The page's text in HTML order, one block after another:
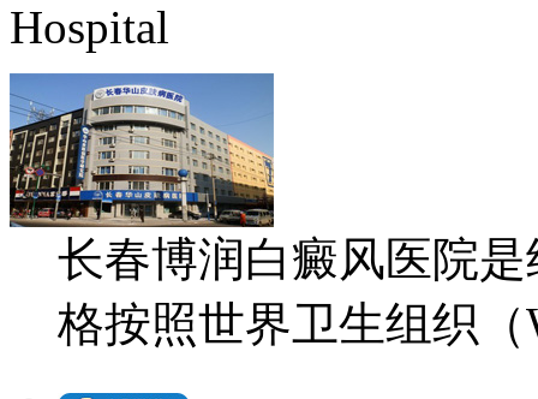
Hospital
长春博润白癜风医院
格按照世界卫生组织（